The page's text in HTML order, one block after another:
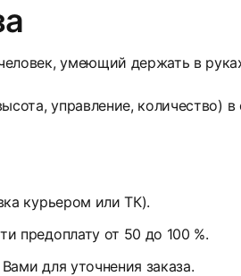
умеющий держать в
управление, количество)
курьером или ТК).
предоплату от 50 до 100 %.
для уточнения заказа.